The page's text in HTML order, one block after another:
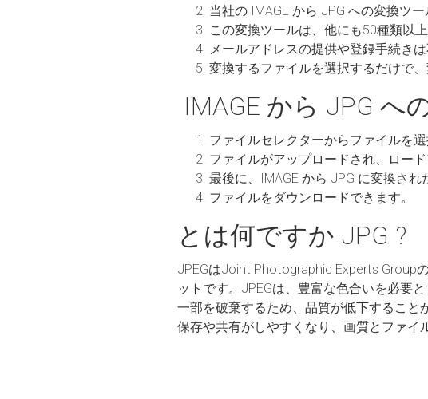
当社の IMAGE から JPG への変換ツ
この変換ツールは、他にも50種類以
メールアドレスの提供や登録手続きは
変換するファイルを選択するだけで
IMAGE から JPG へ
ファイルセレクターからファイルを
ファイルがアップロードされ、ロー
最後に、IMAGE から JPG に変換され
ファイルをダウンロードできます。
とは何ですか JPG ?
JPEGはJoint Photographic Experts Group
ットです。JPEGは、豊富な色合いを必要
一部を破棄するため、品質が低下するこ
保存や共有がしやすくなり、画質とファイ